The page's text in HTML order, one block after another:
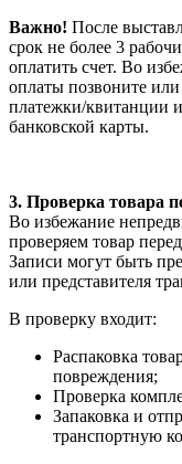
Важно! После
срок не более 3
оплатить счет. Во
оплаты позвоните
платежки/квитанции
банковской карты.
3. Проверка товара
Во избежание
проверяем товар
Записи могут быть
или представителя
В проверку входит:
Распаковка
повреждения;
Проверка
Запаковка и
транспортную